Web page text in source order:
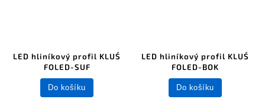
LED hliníkový profil KLUŚ
FOLED-SUF
Do košíku
LED hliníkový profil KLUŚ
FOLED-BOK
Do košíku